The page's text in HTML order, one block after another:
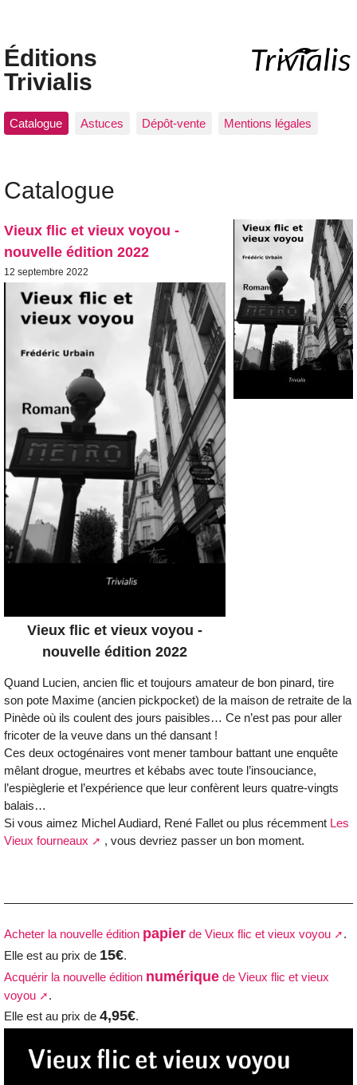
Éditions
Trivialis
Catalogue Astuces Dépôt-vente Mentions légales
Catalogue
Vieux flic et vieux voyou -
nouvelle édition 2022
12 septembre 2022
Vieux flic et vieux voyou -
nouvelle édition 2022
Quand Lucien, ancien flic et toujours amateur de bon pinard, tire
son pote Maxime (ancien pickpocket) de la maison de retraite de la
Pinède où ils coulent des jours paisibles… Ce n’est pas pour aller
fricoter de la veuve dans un thé dansant !
Ces deux octogénaires vont mener tambour battant une enquête
mêlant drogue, meurtres et kébabs avec toute l’insouciance,
l’espièglerie et l’expérience que leur confèrent leurs quatre-vingts
balais…
Si vous aimez Michel Audiard, René Fallet ou plus récemment Les
Vieux fourneaux
, vous devriez passer un bon moment.
Acheter la nouvelle édition papierde Vieux flic et vieux voyou
.
Elle est au prix de 15€.
Acquérir la nouvelle édition numériquede Vieux flic et vieux
voyou
.
Elle est au prix de 4,95€.